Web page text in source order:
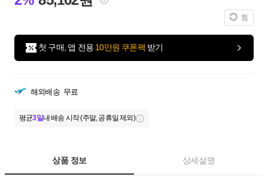
찜
첫 구매, 앱 전용 10만원 쿠폰팩 받기
해외배송 무료
평균3일내 배송 시작 (주말, 공휴일 제외)
상품 정보 상세설명